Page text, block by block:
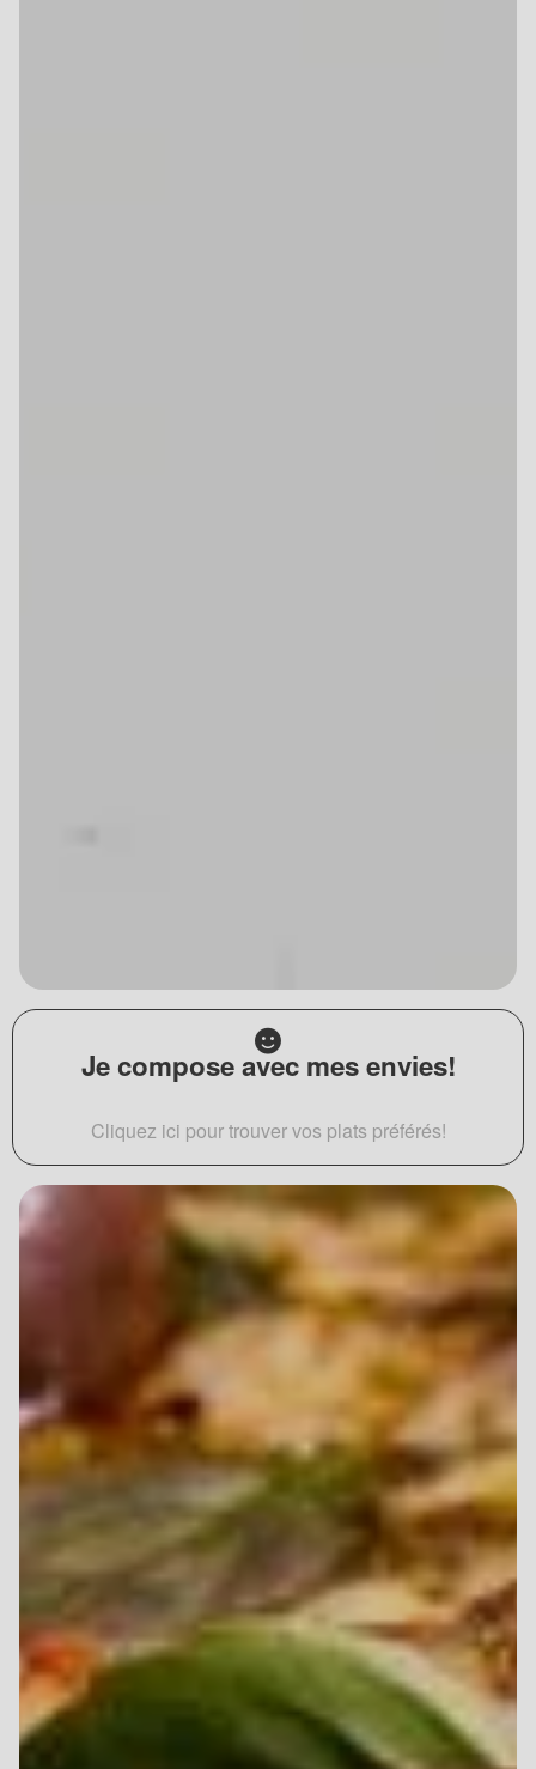
Je compose avec mes envies!
Cliquez ici pour trouver vos plats préférés!